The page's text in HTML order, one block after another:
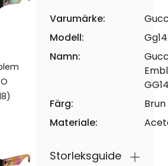
Varumärke:
Modell:
Namn:
Färg:
Brun
Materiale:
Storleksguide